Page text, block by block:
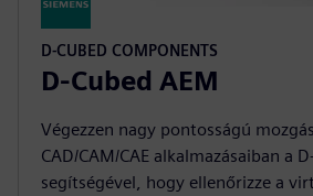
D-CUBED COMPONENTS
D-Cubed AEM
Végezzen nagy pontosságú
CAD/CAM/CAE alkalmazásaiban a
segítségével, hogy ellenőrizze a